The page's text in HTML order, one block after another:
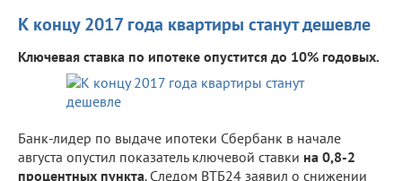
К концу 2017 года квартиры станут дешевле
Ключевая ставка по ипотеке опустится до 10% годовых.
Банк-лидер по выдаче ипотеки Сбербанк в начале
августа опустил показатель ключевой ставки на 0,8-2
процентных пункта. Следом ВТБ24 заявил о снижении